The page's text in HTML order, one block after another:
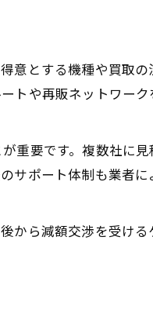
意とする機種や買取
トや再販ネットワー
重要です。複数社に
サポート体制も業者
から減額交渉を受け